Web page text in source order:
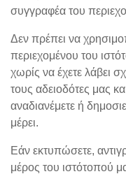
συγγραφέα του
Δεν πρέπει να
περιεχομένου του
χωρίς να έχετε λάβει
τους αδειοδότες μας
αναδιανέμετε ή
μέρει.
Εάν εκτυπώσετε,
μέρος του ιστότοπού